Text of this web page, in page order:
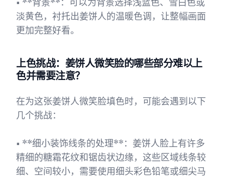
• **背景**：可以为背景选择浅蓝色、雪白色或
淡黄色，衬托出姜饼人的温暖色调，让整幅画面
更加完整好看。
上色挑战：姜饼人微笑脸的哪些部分难以上
色并需要注意？
在为这张姜饼人微笑脸填色时，可能会遇到以下
几个挑战：
• **细小装饰线条的处理**：姜饼人脸上有许多
精细的糖霜花纹和锯齿状边缘，这些区域线条较
细、空间较小，需要使用细头彩色铅笔或细尖马